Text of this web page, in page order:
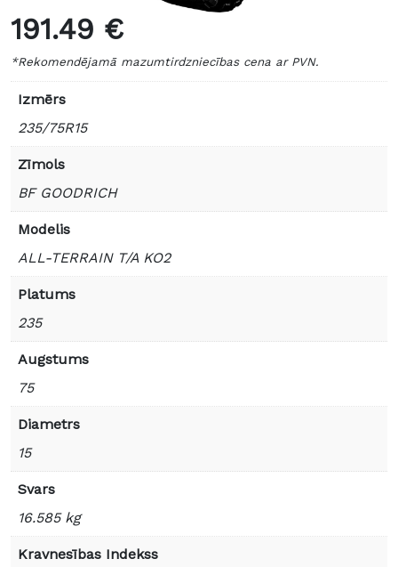
191.49 €
*Rekomendējamā mazumtirdzniecības cena ar PVN.
Izmērs
235/75R15
Zīmols
BF GOODRICH
Modelis
ALL-TERRAIN T/A KO2
Platums
235
Augstums
75
Diametrs
15
Svars
16.585 kg
Kravnesības Indekss